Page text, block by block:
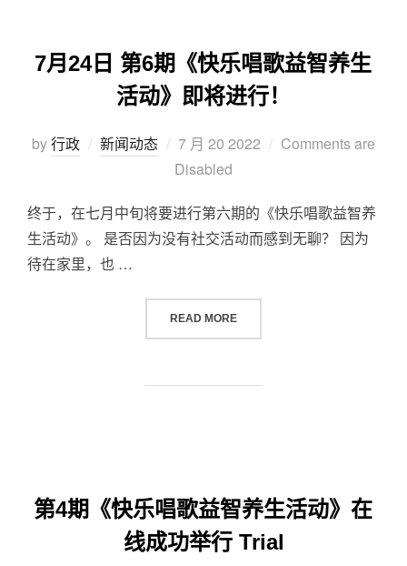
7月24日 第6期《快乐唱歌益智养生
活动》即将进行！
by行政 新闻动态 7 月 20 2022
Comments are
Disabled
终于，在七月中旬将要进行第六期的《快乐唱歌益智养
生活动》。 是否因为没有社交活动而感到无聊？ 因为
待在家里，也 …
READ MORE
第4期《快乐唱歌益智养生活动》在
线成功举行 Trial